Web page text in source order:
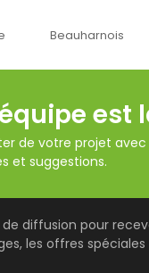
Marieville
est
de votre projet avec
et suggestions.
diffusion pour
les offres